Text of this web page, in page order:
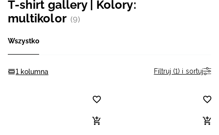
T-shirt gallery | Kolory:
multikolor (9)
Wszystko
1 kolumna Filtruj (1) i sortuj
Niemiecki / EUR